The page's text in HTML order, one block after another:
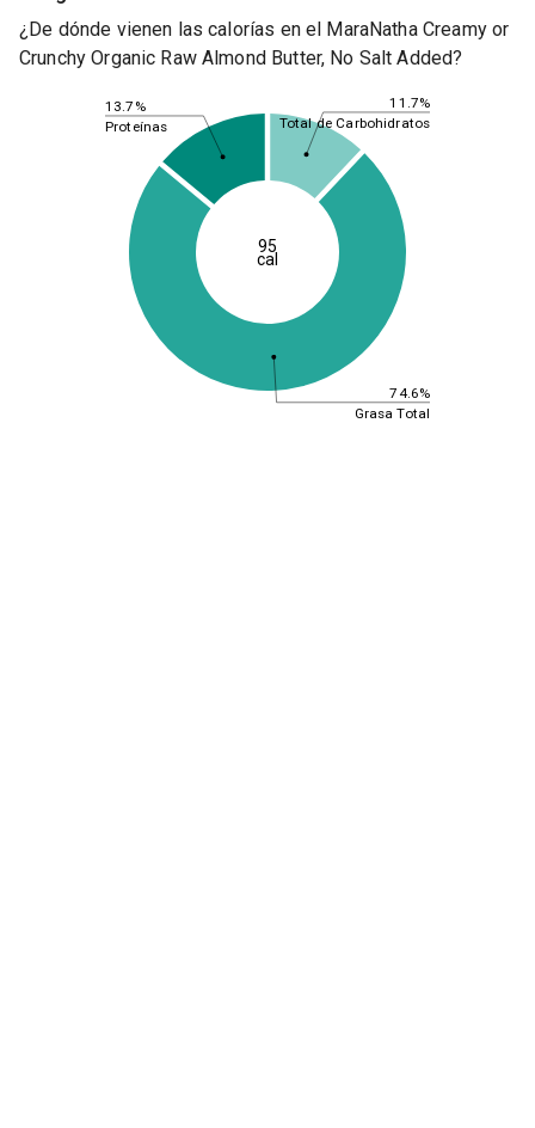
¿De dónde vienen las calorías en el MaraNatha Creamy or
Crunchy Organic Raw Almond Butter, No Salt Added?
11.7%
74.6%
13.7%
Total de Carbohidratos
Grasa Total
Proteínas
95
cal